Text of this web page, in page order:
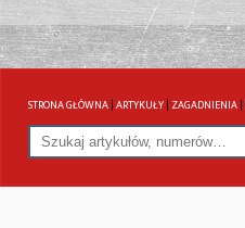
STRONA GŁÓWNA|ARTYKUŁY| ZAGADNIENIA|